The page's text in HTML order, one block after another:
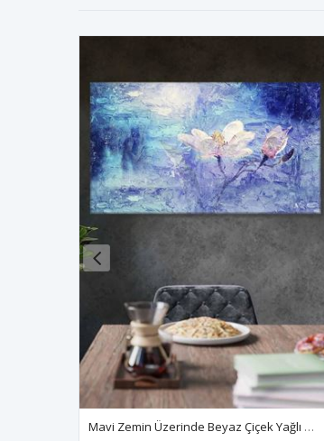
Mavi Zemin Üzerinde Beyaz Çiçek Yağlı Boya Efektli Art Kanvas Tablo 2222002